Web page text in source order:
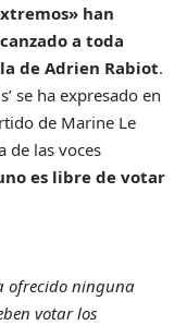
han
a toda
de Adrien Rabiot.
se ha expresado en
de Marine Le
de las voces
es libre de votar
ofrecido ninguna
votar los